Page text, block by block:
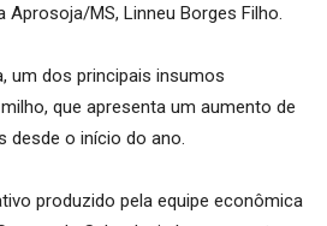
Aprosoja/MS, Linneu Borges Filho.
um dos principais insumos
que apresenta um aumento de
desde o início do ano.
produzido pela equipe econômica